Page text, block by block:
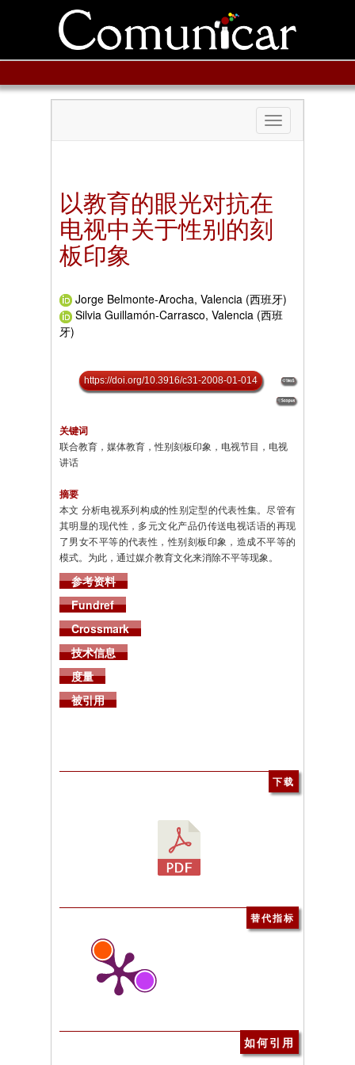
Toggle
navigation
以教育的眼光对抗在
电视中关于性别的刻
板印象
Jorge Belmonte-Arocha, Valencia (西班牙)
Silvia Guillamón-Carrasco, Valencia (西班
牙)
https://doi.org/10.3916/c31-2008-01-014
关键词
联合教育，媒体教育，性别刻板印象，电视节目，电视
讲话
摘要
本文 分析电视系列构成的性别定型的代表性集。尽管有
其明显的现代性，多元文化产品仍传送电视话语的再现
了男女不平等的代表性，性别刻板印象，造成不平等的
模式。为此，通过媒介教育文化来消除不平等现象。
参考资料
Fundref
Crossmark
技术信息
度量
被引用
下载
替代指标
如何引用